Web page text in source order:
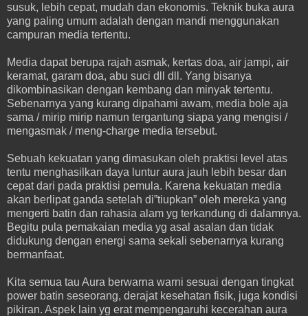
susuk, lebih cepat, mudah dan ekonomis. Teknik buka aura
yang paling umum adalah dengan mandi menggunakan
campuran media tertentu.
Media dapat berupa rajah asmak, kertas doa, air jampi, air
keramat, garam doa, abu suci dll dll. Yang bisanya
dikombinasikan dengan kembang dan minyak tertentu.
Sebenarnya yang kurang dipahami awam, media bole aja
sama / mirip mirip namun tergantung siapa yang mengisi /
mengasmak / meng-charge media tersebut.
Sebuah kekuatan yang dimasukan oleh praktisi level atas
tentu menghasilkan daya luntur aura jauh lebih besar dan
cepat dari pada praktisi pemula. Karena kekuatan media
akan berlipat ganda setelah di”tiupkan” oleh mereka yang
mengerti batin dan rahasia alam yg terkandung di dalamnya.
Begitu pula pemakaian media yg asal asalan dan tidak
didukung dengan energi sama sekali sebenarnya kurang
bermanfaat.
Kita semua tau Aura berwarna warni sesuai dengan tingkat
power batin seseorang, derajat kesehatan fisik, juga kondisi
pikiran. Aspek lain yg erat mempengaruhi kecerahan aura